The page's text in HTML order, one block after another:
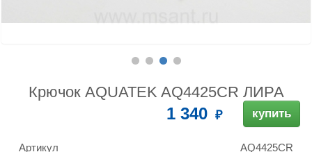
Крючок AQUATEK AQ4425CR ЛИРА
1 340 купить
Артикул AQ4425CR